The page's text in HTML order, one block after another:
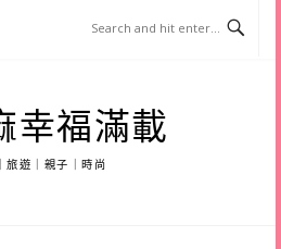
幸福滿載
旅遊｜親子｜時尚